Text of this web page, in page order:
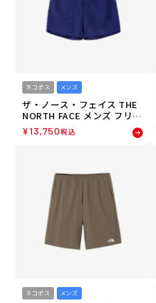
ネコポス メンズ
ザ・ノース・フェイス THE
NORTH FACE メンズ フリー
ランショーツ ランニング シ
ョートパンツ NB22591-BB
¥13,750税込
ネコポス メンズ